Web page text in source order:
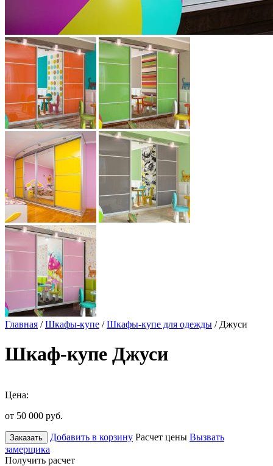
Главная /Шкафы-купе /Шкафы-купе для одежды / Джуси
Шкаф-купе Джуси
Цена:
от 50 000 руб.
Заказать Добавить в корзину Расчет цены Вызвать
замерщика
Получить расчет